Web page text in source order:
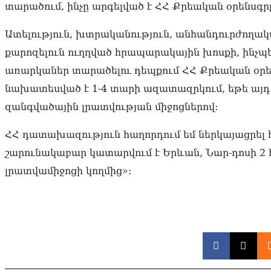
տարածում, ինչը արգելված է ՀՀ Քրեական
Ատելություն, խտրականություն,
քարոզելուն ուղղված հրապարակային խոսքի,
առարկաներ տարածելու դեպքում ՀՀ Քրեական
նախատեսված է 1-4 տարի ազատազրկում, եթե այդ
զանգվածային լրատվության միջոցներով։
ՀՀ դատախազություն հաղորդում եմ ներկայացրել
շարունակաբար կատարվում է Երևան, Նար-դոսի
լրատվամիջոցի կողմից»։